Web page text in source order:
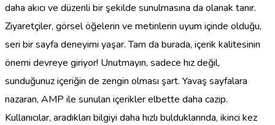
daha akıcı ve düzenli bir şekilde sunulmasına da olanak tanır.
Ziyaretçiler, görsel öğelerin ve metinlerin uyum içinde olduğu,
seri bir sayfa deneyimi yaşar. Tam da burada, içerik kalitesinin
önemi devreye giriyor! Unutmayın, sadece hız değil,
sunduğunuz içeriğin de zengin olması şart. Yavaş sayfalara
nazaran, AMP ile sunulan içerikler elbette daha cazip.
Kullanıcılar, aradıkları bilgiyi daha hızlı bulduklarında, ikinci kez